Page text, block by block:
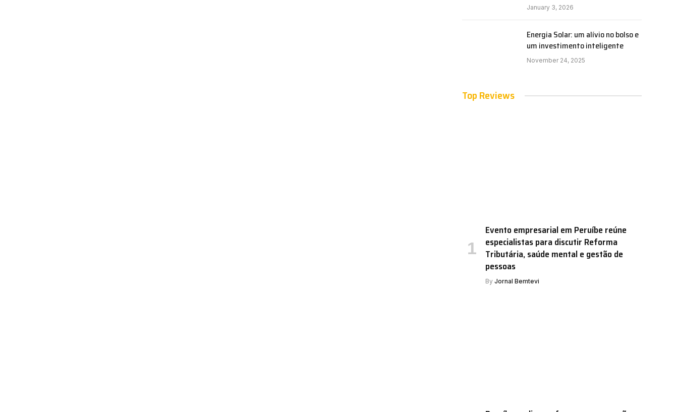
January 3, 2026
Energia Solar: um alívio no bolso e
um investimento inteligente
November 24, 2025
Top Reviews
Evento empresarial em Peruíbe reúne
especialistas para discutir Reforma
Tributária, saúde mental e gestão de
pessoas
By Jornal Bemtevi